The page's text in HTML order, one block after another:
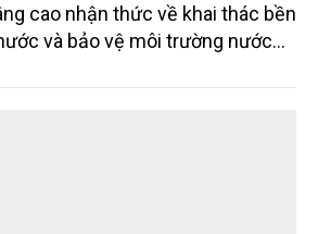
cao nhận thức về khai thác bền
và bảo vệ môi trường nước
Sở Nông nghiệp và Môi trường